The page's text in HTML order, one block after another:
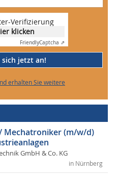
Verifizierung
klicken
FriendlyCaptcha ⇗
sich jetzt an!
erhalten Sie weitere
Mechatroniker (m/w/d)
GmbH & Co. KG
in Nürnberg